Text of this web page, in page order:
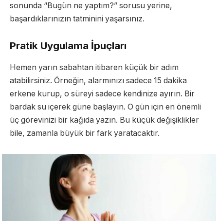
sonunda “Bugün ne yaptım?” sorusu yerine,
başardıklarınızın tatminini yaşarsınız.
Pratik Uygulama İpuçları
Hemen yarın sabahtan itibaren küçük bir adım
atabilirsiniz. Örneğin, alarmınızı sadece 15 dakika
erkene kurup, o süreyi sadece kendinize ayırın. Bir
bardak su içerek güne başlayın. O gün için en önemli
üç görevinizi bir kağıda yazın. Bu küçük değişiklikler
bile, zamanla büyük bir fark yaratacaktır.